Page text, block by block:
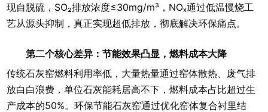
现自脱硫，SO₂排放浓度≤30mg/m³，NOₓ通过低温慢烧工
艺从源头抑制，真正实现超低排放，彻底解决环保痛点。
第二个核心差异：节能效果凸显，燃料成本大降
传统石灰窑燃料利用率低，大量热量通过窑体散热、废气排
放白白浪费，单位石灰能耗居高不下，燃料成本占比超过生
产成本的50%。环保节能石灰窑通过优化窑体复合衬里结